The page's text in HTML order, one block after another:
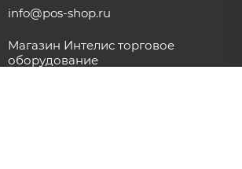
info@pos-shop.ru
Магазин Интелис торговое
оборудование